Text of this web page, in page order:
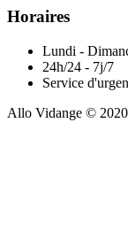
Horaires
Lundi -
24h/24 - 7j/7
Service
Allo Vidange © 2020